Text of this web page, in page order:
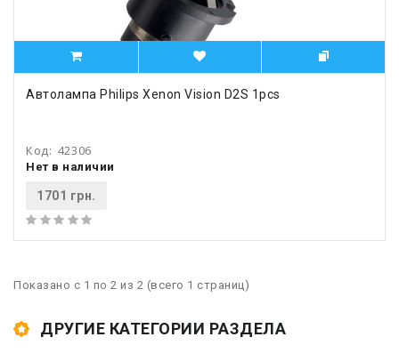
Автолампа Philips Xenon Vision D2S 1pcs
Код: 42306
Нет в наличии
1701 грн.
Показано с 1 по 2 из 2 (всего 1 страниц)
ДРУГИЕ КАТЕГОРИИ РАЗДЕЛА